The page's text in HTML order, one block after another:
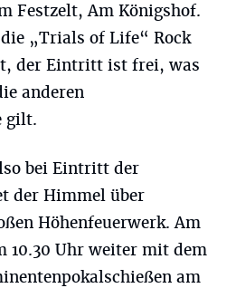
Festzelt, Am Königshof.
„Trials of Life“ Rock
der Eintritt ist frei, was
anderen
gilt.
bei Eintritt der
der Himmel über
Höhenfeuerwerk. Am
10.30 Uhr weiter mit dem
am